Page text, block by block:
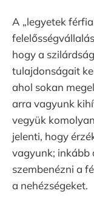
A „legyetek
hogy a
tulajdonságait
ahol sokan
arra vagyunk
vegyük
jelenti, hogy
vagyunk; inkább
szembenézni a
a nehézségeket.